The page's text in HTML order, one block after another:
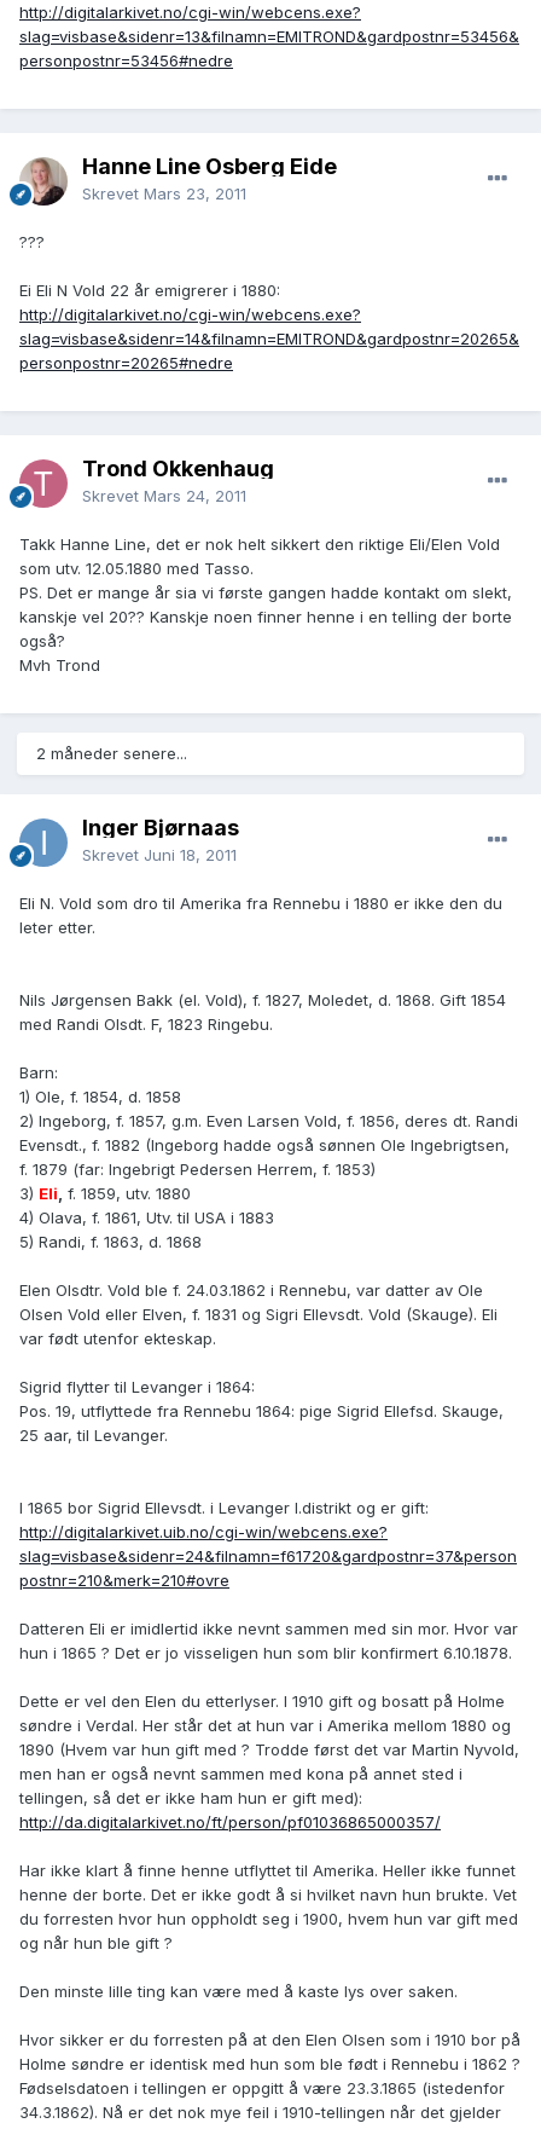
http://digitalarkivet.no/cgi-win/webcens.exe?
slag=visbase&sidenr=13&filnamn=EMITROND&gardpostnr=53456&
personpostnr=53456#nedre
Hanne Line Osberg Eide
Skrevet Mars 23, 2011
???
Ei Eli N Vold 22 år emigrerer i 1880:
http://digitalarkivet.no/cgi-win/webcens.exe?
slag=visbase&sidenr=14&filnamn=EMITROND&gardpostnr=20265&
personpostnr=20265#nedre
Trond Okkenhaug
Skrevet Mars 24, 2011
Takk Hanne Line, det er nok helt sikkert den riktige Eli/Elen Vold
som utv. 12.05.1880 med Tasso.
PS. Det er mange år sia vi første gangen hadde kontakt om slekt,
kanskje vel 20?? Kanskje noen finner henne i en telling der borte
også?
Mvh Trond
2 måneder senere...
Inger Bjørnaas
Skrevet Juni 18, 2011
Eli N. Vold som dro til Amerika fra Rennebu i 1880 er ikke den du
leter etter.
Nils Jørgensen Bakk (el. Vold), f. 1827, Moledet, d. 1868. Gift 1854
med Randi Olsdt. F, 1823 Ringebu.
Barn:
1) Ole, f. 1854, d. 1858
2) Ingeborg, f. 1857, g.m. Even Larsen Vold, f. 1856, deres dt. Randi
Evensdt., f. 1882 (Ingeborg hadde også sønnen Ole Ingebrigtsen,
f. 1879 (far: Ingebrigt Pedersen Herrem, f. 1853)
3) Eli, f. 1859, utv. 1880
4) Olava, f. 1861, Utv. til USA i 1883
5) Randi, f. 1863, d. 1868
Elen Olsdtr. Vold ble f. 24.03.1862 i Rennebu, var datter av Ole
Olsen Vold eller Elven, f. 1831 og Sigri Ellevsdt. Vold (Skauge). Eli
var født utenfor ekteskap.
Sigrid flytter til Levanger i 1864:
Pos. 19, utflyttede fra Rennebu 1864: pige Sigrid Ellefsd. Skauge,
25 aar, til Levanger.
I 1865 bor Sigrid Ellevsdt. i Levanger l.distrikt og er gift:
http://digitalarkivet.uib.no/cgi-win/webcens.exe?
slag=visbase&sidenr=24&filnamn=f61720&gardpostnr=37&person
postnr=210&merk=210#ovre
Datteren Eli er imidlertid ikke nevnt sammen med sin mor. Hvor var
hun i 1865 ? Det er jo visseligen hun som blir konfirmert 6.10.1878.
Dette er vel den Elen du etterlyser. I 1910 gift og bosatt på Holme
søndre i Verdal. Her står det at hun var i Amerika mellom 1880 og
1890 (Hvem var hun gift med ? Trodde først det var Martin Nyvold,
men han er også nevnt sammen med kona på annet sted i
tellingen, så det er ikke ham hun er gift med):
http://da.digitalarkivet.no/ft/person/pf01036865000357/
Har ikke klart å finne henne utflyttet til Amerika. Heller ikke funnet
henne der borte. Det er ikke godt å si hvilket navn hun brukte. Vet
du forresten hvor hun oppholdt seg i 1900, hvem hun var gift med
og når hun ble gift ?
Den minste lille ting kan være med å kaste lys over saken.
Hvor sikker er du forresten på at den Elen Olsen som i 1910 bor på
Holme søndre er identisk med hun som ble født i Rennebu i 1862 ?
Fødselsdatoen i tellingen er oppgitt å være 23.3.1865 (istedenfor
34.3.1862). Nå er det nok mye feil i 1910-tellingen når det gjelder